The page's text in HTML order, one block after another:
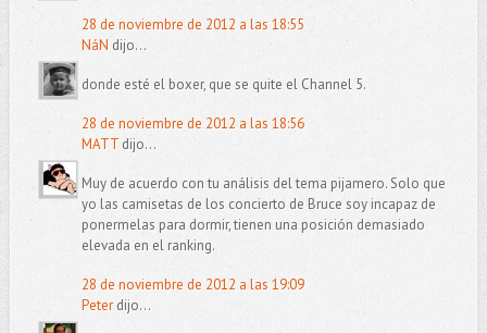
28 de noviembre de 2012 a las 18:55
NáN dijo...
donde esté el boxer, que se quite el Channel 5.
28 de noviembre de 2012 a las 18:56
MATTdijo...
Muy de acuerdo con tu análisis del tema pijamero. Solo que
yo las camisetas de los concierto de Bruce soy incapaz de
ponermelas para dormir, tienen una posición demasiado
elevada en el ranking.
28 de noviembre de 2012 a las 19:09
Peterdijo...